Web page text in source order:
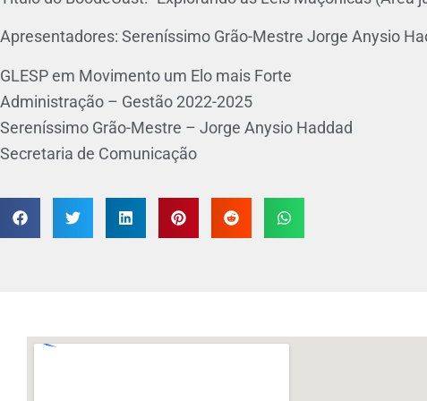
Apresentadores: Sereníssimo Grão-Mestre Jorge Anysio
GLESP em Movimento um Elo mais Forte
Administração – Gestão 2022-2025
Sereníssimo Grão-Mestre – Jorge Anysio Haddad
Secretaria de Comunicação